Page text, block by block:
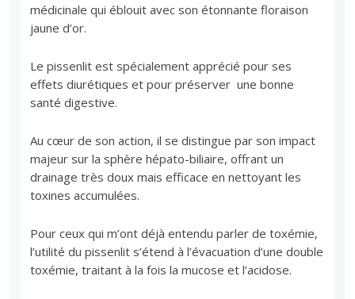
médicinale qui éblouit avec son étonnante floraison
jaune d’or.
Le pissenlit est spécialement apprécié pour ses
effets diurétiques et pour préserver une bonne
santé digestive.
Au cœur de son action, il se distingue par son impact
majeur sur la sphère hépato-biliaire, offrant un
drainage très doux mais efficace en nettoyant les
toxines accumulées.
Pour ceux qui m’ont déjà entendu parler de toxémie,
l’utilité du pissenlit s’étend à l’évacuation d’une double
toxémie, traitant à la fois la mucose et l’acidose.